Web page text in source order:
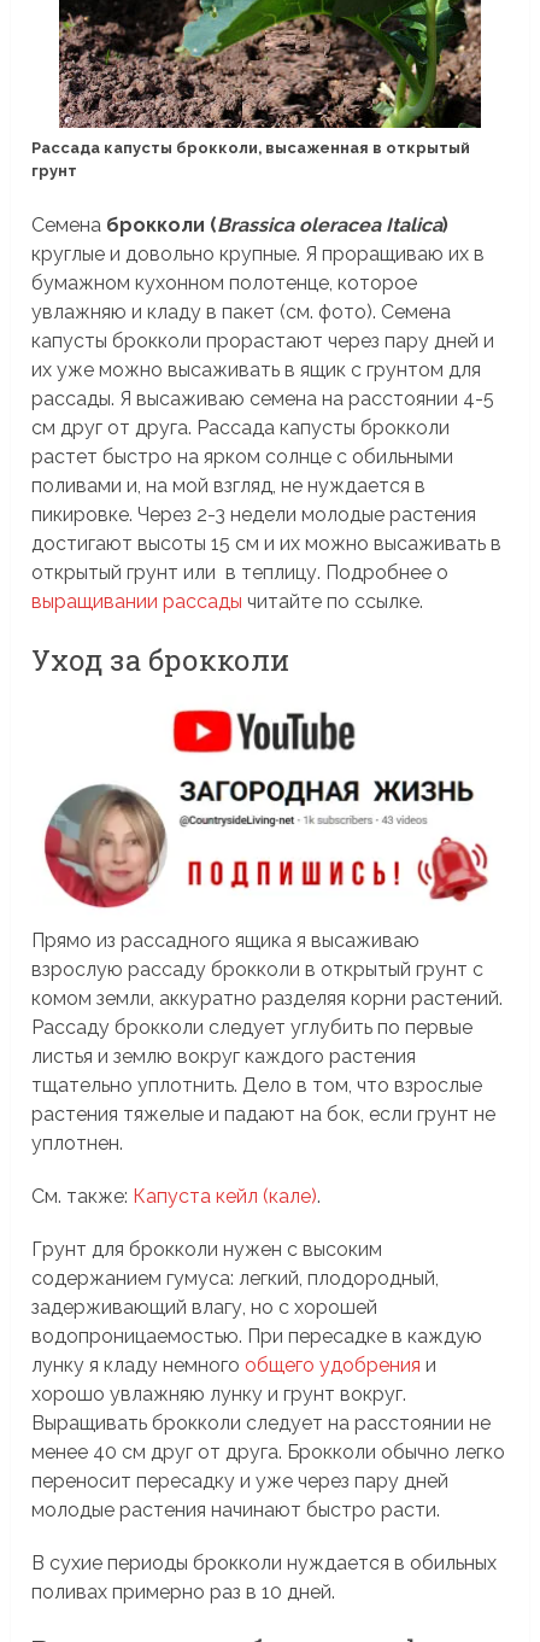
Рассада капусты брокколи, высаженная в открытый
грунт
Семена брокколи (Brassica oleracea Italica)
круглые и довольно крупные. Я проращиваю их в
бумажном кухонном полотенце, которое
увлажняю и кладу в пакет (см. фото). Семена
капусты брокколи прорастают через пару дней и
их уже можно высаживать в ящик с грунтом для
рассады. Я высаживаю семена на расстоянии 4-5
см друг от друга. Рассада капусты брокколи
растет быстро на ярком солнце с обильными
поливами и, на мой взгляд, не нуждается в
пикировке. Через 2-3 недели молодые растения
достигают высоты 15 см и их можно высаживать в
открытый грунт или в теплицу. Подробнее о
выращивании рассады читайте по ссылке.
Уход за брокколи
Прямо из рассадного ящика я высаживаю
взрослую рассаду брокколи в открытый грунт с
комом земли, аккуратно разделяя корни растений.
Рассаду брокколи следует углубить по первые
листья и землю вокруг каждого растения
тщательно уплотнить. Дело в том, что взрослые
растения тяжелые и падают на бок, если грунт не
уплотнен.
См. также: Капуста кейл (кале).
Грунт для брокколи нужен с высоким
содержанием гумуса: легкий, плодородный,
задерживающий влагу, но с хорошей
водопроницаемостью. При пересадке в каждую
лунку я кладу немногообщего удобрения и
хорошо увлажняю лунку и грунт вокруг.
Выращивать брокколи следует на расстоянии не
менее 40 см друг от друга. Брокколи обычно легко
переносит пересадку и уже через пару дней
молодые растения начинают быстро расти.
В сухие периоды брокколи нуждается в обильных
поливах примерно раз в 10 дней.